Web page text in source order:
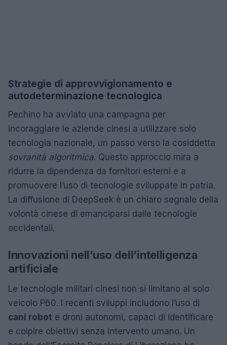
Strategie di approvvigionamento e
autodeterminazione tecnologica
Pechino ha avviato una campagna per
incoraggiare le aziende cinesi a utilizzare solo
tecnologia nazionale, un passo verso la cosiddetta
sovranità algoritmica. Questo approccio mira a
ridurre la dipendenza da fornitori esterni e a
promuovere l’uso di tecnologie sviluppate in patria.
La diffusione di DeepSeek è un chiaro segnale della
volontà cinese di emanciparsi dalle tecnologie
occidentali.
Innovazioni nell’uso dell’intelligenza
artificiale
Le tecnologie militari cinesi non si limitano al solo
veicolo P60. I recenti sviluppi includono l’uso di
cani robot e droni autonomi, capaci di identificare
e colpire obiettivi senza intervento umano. Un